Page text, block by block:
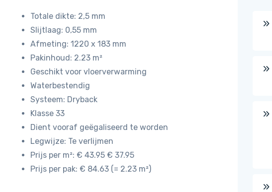
was:
€ 43,95.€ 37,95.
Totale dikte: 2,5 mm
Slijtlaag: 0,55 mm
Afmeting: 1220 x 183 mm
Pakinhoud: 2.23 m²
Geschikt voor vloerverwarming
Waterbestendig
Systeem: Dryback
Klasse 33
Dient vooraf geëgaliseerd te worden
Legwijze: Te verlijmen
Prijs per m²: € 43.95 € 37.95
Prijs per pak: € 84.63 (= 2.23 m²)